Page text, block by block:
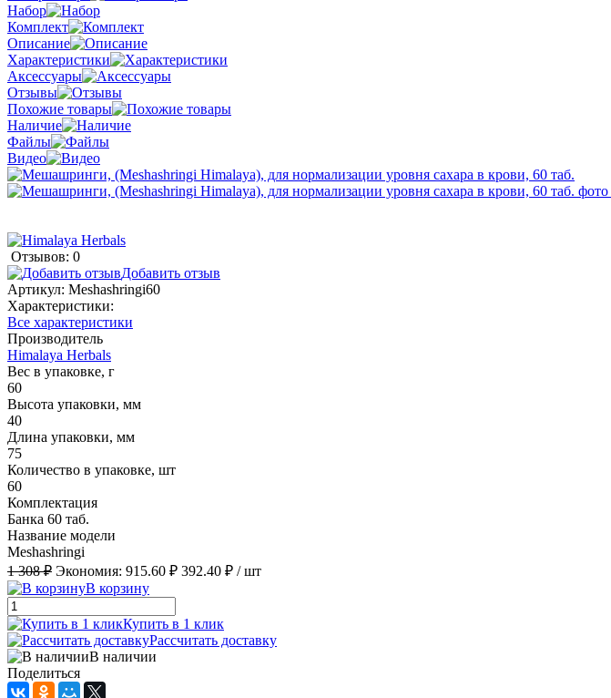
Набор
Комплект
Описание
Характеристики
Аксессуары
Отзывы
Похожие товары
Наличие
Файлы
Видео
Отзывов: 0
Добавить отзыв
Артикул: Meshashringi60
Характеристики:
Все характеристики
Производитель
Himalaya Herbals
Вес в упаковке, г
60
Высота упаковки, мм
40
Длина упаковки, мм
75
Количество в упаковке, шт
60
Комплектация
Банка 60 таб.
Название модели
Meshashringi
1 308 ₽ Экономия: 915.60 ₽ 392.40 ₽ / шт
В корзину
Купить в 1 клик
Рассчитать доставку
В наличии
Поделиться